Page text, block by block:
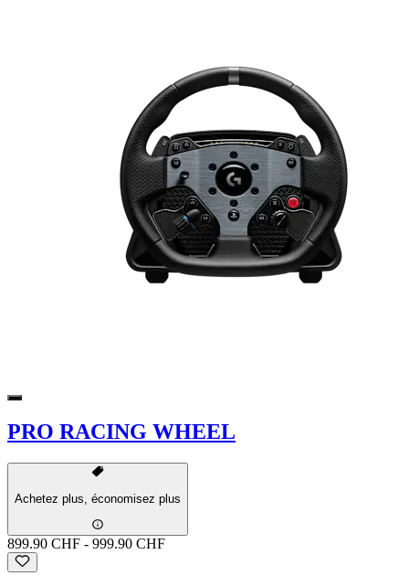
PRO RACING WHEEL
Achetez plus, économisez plus
899.90 CHF - 999.90 CHF